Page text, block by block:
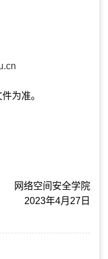
为准。
网络空间安全学院
2023年4月 27 日